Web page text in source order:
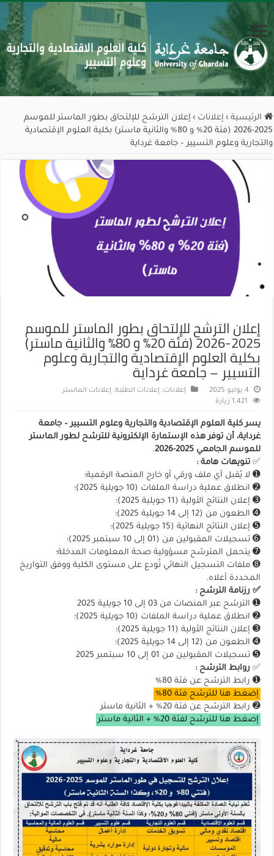
الرئيسية › إعلانات › إعلان الترشح للإلتحاق بطور الماستر للموسم
2025-2026 (فئة 20% و 80% والثانية ماستر) بكلية العلوم الإقتصادية
والتجارية وعلوم التسيير – جامعة غرداية
إعلان الترشح للإلتحاق بطور الماستر للموسم
2025-2026 (فئة 20% و 80% والثانية ماستر)
بكلية العلوم الإقتصادية والتجارية وعلوم
التسيير – جامعة غرداية
4 يوليو 2025 إعلانات, إعلانات الطلبة, إعلانات الماستر
1,421 زيارة
يسر كلية العلوم الإقتصادية والتجارية وعلوم التسيير – جامعة
غرداية، أن توفر هذه الإستمارة الإلكترونية للترشح لطور الماستر
للموسم الجامعي 2025-2026
.
✅️ تنويهات هامة :
➊ لا يُقبل أي ملف ورقي أو خارج المنصة الرقمية؛
➋ انطلاق عملية دراسة الملفات (10 جويلية 2025)؛
➌ إعلان النتائج الأولية (11 جويلية 2025)؛
➍ الطعون من (12 إلى 14 جويلية 2025)؛
➎ إعلان النتائج النهائية (15 جويلية 2025)؛
➏ تسجيلات المقبولين من (01 إلى 10 سبتمبر 2025)؛
➐ يتحمل المترشح مسؤولية صحة المعلومات المدخلة؛
➑ ملفات التسجيل النهائي تُودع على مستوى الكلية ووفق التواريخ
المحددة أعلاه.
✅ رزنامة الترشح :
➊ الترشح عبر المنصات من 03 إلى 10 جويلية 2025
➋ انطلاق عملية دراسة الملفات (10 جويلية 2025)؛
➌ إعلان النتائج الأولية (11 جويلية 2025)؛
➍ الطعون من (12 إلى 14 جويلية 2025)؛
➎ تسجيلات المقبولين من 01 إلى 10 سبتمبر 2025
✅ روابط الترشح :
➊ رابط الترشح عن فئة 80%
إضغط هنا للترشح فئة 80%
➋ رابط الترشح عن فئة 20% + الثانية ماستر
إضغط هنا للترشح لفئة 20% + الثانية ماستر